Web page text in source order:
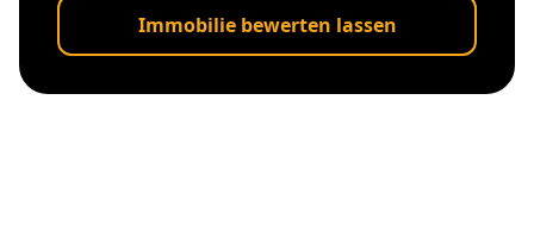
Immobilie bewerten lassen